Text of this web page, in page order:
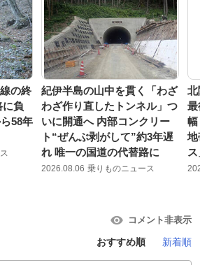
の終
に負
58年
紀伊半島の山中を貫く「わざ
わざ作り直したトンネル」つ
いに開通へ 内部コンクリー
ト“ぜんぶ剥がして”約3年遅
れ 唯一の国道の代替路に
2026.08.06 乗りものニュース
北
最
幅
地
コメント非表示
おすすめ順 新着順